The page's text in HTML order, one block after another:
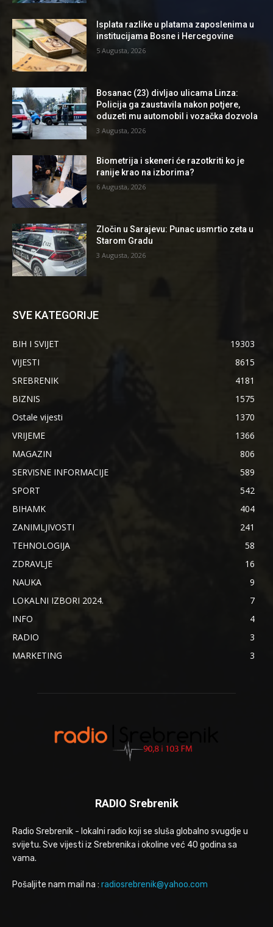
Isplata razlike u platama zaposlenima u
institucijama Bosne i Hercegovine
5 Augusta, 2026
Bosanac (23) divljao ulicama Linza:
Policija ga zaustavila nakon potjere,
oduzeti mu automobil i vozačka dozvola
3 Augusta, 2026
Biometrija i skeneri će razotkriti ko je
ranije krao na izborima?
6 Augusta, 2026
Zločin u Sarajevu: Punac usmrtio zeta u
Starom Gradu
3 Augusta, 2026
SVE KATEGORIJE
BIH I SVIJET
19303
VIJESTI
8615
SREBRENIK
4181
BIZNIS
1575
Ostale vijesti
1370
VRIJEME
1366
MAGAZIN
806
SERVISNE INFORMACIJE
589
SPORT
542
BIHAMK
404
ZANIMLJIVOSTI
241
TEHNOLOGIJA
58
ZDRAVLJE
16
NAUKA
9
LOKALNI IZBORI 2024.
7
INFO
4
RADIO
3
MARKETING
3
RADIO Srebrenik
Radio Srebrenik - lokalni radio koji se sluša globalno svugdje u
svijetu. Sve vijesti iz Srebrenika i okoline već 40 godina sa
vama.
Pošaljite nam mail na : radiosrebrenik@yahoo.com